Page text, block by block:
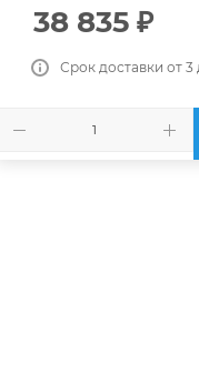
38 835₽
Срок доставки от 3